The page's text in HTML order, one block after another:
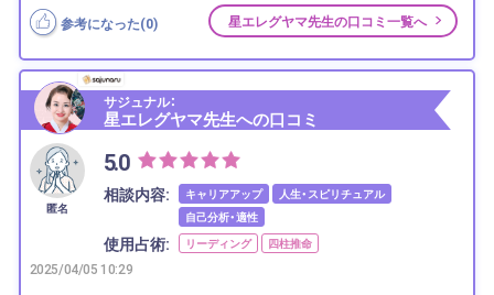
参考になった(0) 星エレグヤマ先生の口コミ一覧へ
サジュナル：
星エレグヤマ先生への口コミ
匿名
5.0
相談内容: キャリアアップ
人生・スピリチュアル
自己分析・適性
使用占術: リーディング 四柱推命
2025/04/05 10:29